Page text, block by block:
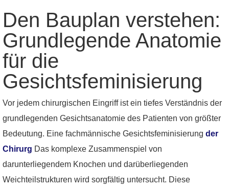
Den Bauplan verstehen:
Grundlegende Anatomie
für die
Gesichtsfeminisierung
Vor jedem chirurgischen Eingriff ist ein tiefes Verständnis der
grundlegenden Gesichtsanatomie des Patienten von größter
Bedeutung. Eine fachmännische Gesichtsfeminisierung der
Chirurg Das komplexe Zusammenspiel von
darunterliegendem Knochen und darüberliegenden
Weichteilstrukturen wird sorgfältig untersucht. Diese